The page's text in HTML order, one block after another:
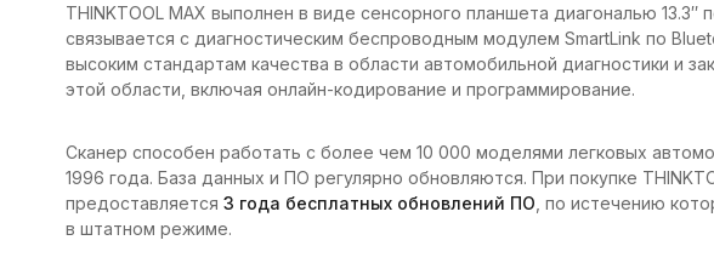
THINKTOOL MAX выполнен в виде сенсорного планшета диагональю
связывается с диагностическим беспроводным модулем SmartLink по
высоким стандартам качества в области автомобильной диагностики и
этой области, включая онлайн-кодирование и программирование.
Сканер способен работать с более чем 10 000 моделями легковых
1996 года. База данных и ПО регулярно обновляются. При покупке
предоставляется 3 года бесплатных обновлений ПО , по истечению
в штатном режиме.